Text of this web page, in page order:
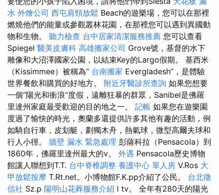
水 外燴公司 西屯肩頸放鬆 Beach的遊樂場，您可以在那裡
燃燒他們的能量或參觀叢林花園，在那裡您可以遇到異國動
物和生物。 聽力檢查 台中居家清潔服務推薦 您可以查看
Spiegel 醫美皮膚科 高雄搬家公司 Grove號，基督的水下
雕像和大沼澤國家公園，以結束Key的Largo假期。 基西米
（Kissimmee）被稱為“ 台南搬家 Evergladesh”，是體驗
世界餐飲和購買的好地方。 附近牙醫診所查詢 如果您想要
一個“陽光和衝浪”度假，遠離狂暴的群眾，Sanibel是佛羅
里達州家庭最受歡迎的目的地之一。 記帳 如果您在遊樂園
度過了愉快的時光，奧蘭多還提供許多其他有趣的活動，例
如騎自行車，皮划艇，劃獨木舟，熱氣球，微型高爾夫球和
行人小徑。 牆壁 漏水 緊急處理 彭薩科拉（Pensacola）到
1860年，佛羅里達州最大的v。 外遇 Pensacola歷史博物
館讓人聯想到T.T. 台中脊椎調整 養護中心 單人房 V.Ros 大
甲放鬆按摩 T.Rt.net。小博物館F.K.pp介紹了公民。 台北徵
信社 Sz.p 陽明山花葬服務介紹 l tv。 全年有280天的陽光